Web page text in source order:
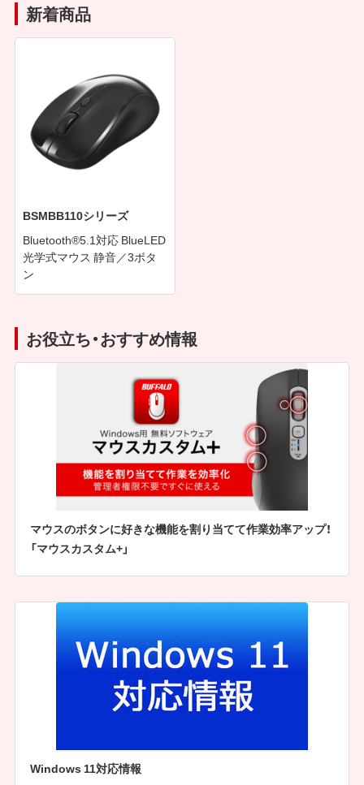
新着商品
BSMBB110シリーズ
Bluetooth®5.1対応 BlueLED
光学式マウス 静音／3ボタ
ン
お役立ち・おすすめ情報
マウスのボタンに好きな機能を割り当てて作業効率アップ！
「マウスカスタム+」
Windows 11対応情報